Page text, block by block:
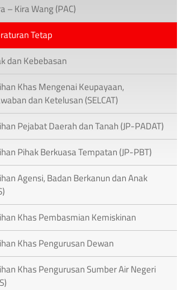
– Kira Wang (PAC)
Tetap
dan Kebebasan
Khas Mengenai Keupayaan,
dan Ketelusan (SELCAT)
Pejabat Daerah dan Tanah (JP-PADAT)
Pihak Berkuasa Tempatan (JP-PBT)
Agensi, Badan Berkanun dan Anak
Khas Pembasmian Kemiskinan
Khas Pengurusan Dewan
Khas Pengurusan Sumber Air Negeri